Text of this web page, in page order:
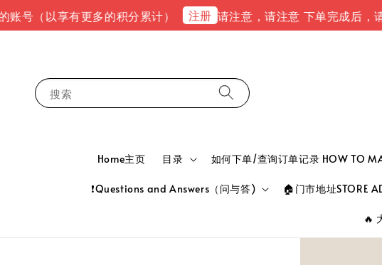
以享有更多的积分累计） 注册 请注意，请注意 下单完成后，请到
搜索
Home主页 目录 如何下单/查询订单记录 HOW TO
❗Questions and Answers（问与答) 🏠门市地址STORE
🔥